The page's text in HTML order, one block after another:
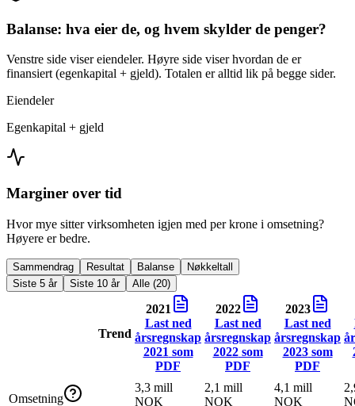
Balanse: hva eier de, og hvem skylder de penger?
Venstre side viser eiendeler. Høyre side viser hvordan de er
finansiert (egenkapital + gjeld). Totalen er alltid lik på begge sider.
Eiendeler
Egenkapital + gjeld
Marginer over tid
Hvor mye sitter virksomheten igjen med per krone i omsetning?
Høyere er bedre.
Sammendrag Resultat Balanse
Nøkkeltall
Siste 5 år
Siste 10 år Alle (20)
Trend
2021
Last ned
årsregnskap
2021 som
PDF
2022
Last ned
årsregnskap
2022som
PDF
2023
Last ned
årsregnskap
2023som
PDF
Omsetning
3,3 mill
NOK
2,1 mill
NOK
4,1 mill
NOK